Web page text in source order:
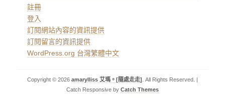
註冊
登入
訂閱網站內容的資訊提供
訂閱留言的資訊提供
WordPress.org 台灣繁體中文
Copyright © 2026 amarylliss 艾瑪。[隨處走走] . All Rights Reserved. |
Catch Responsive by Catch Themes